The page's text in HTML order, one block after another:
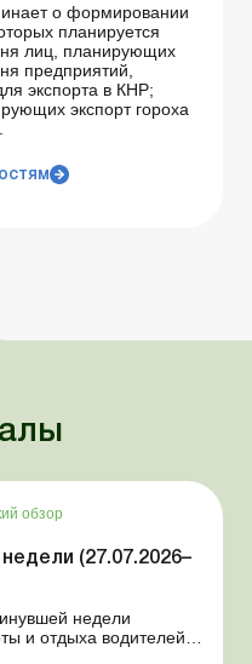
о формировании
планируется
лиц, планирующих
предприятий,
экспорта в КНР;
экспорт гороха
обзор
(27.07.2026–
недели
и отдыха водителей